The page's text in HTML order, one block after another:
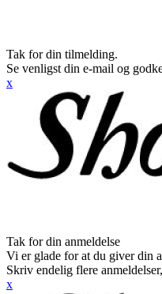
Tak for din tilmelding.
Se venligst din e-mail og
x
Tak for din anmeldelse
Vi er glade for at du giver din
Skriv endelig flere
x